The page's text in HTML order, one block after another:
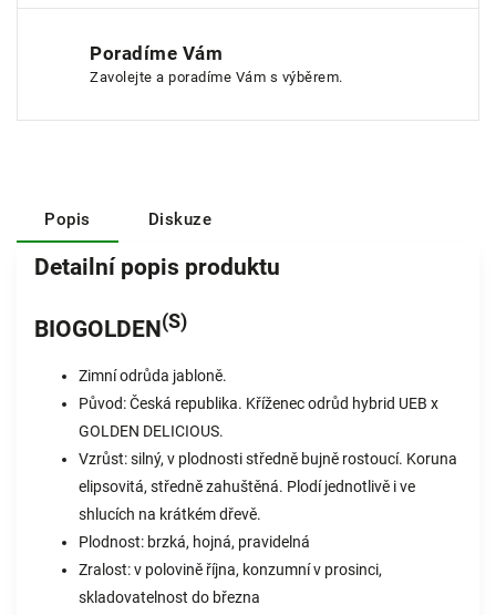
Poradíme Vám
Zavolejte a poradíme Vám s výběrem.
Popis Diskuze
Detailní popis produktu
BIOGOLDEN(S)
Zimní odrůda jabloně.
Původ: Česká republika. Kříženec odrůd hybrid UEB x
GOLDEN DELICIOUS.
Vzrůst: silný, v plodnosti středně bujně rostoucí. Koruna
elipsovitá, středně zahuštěná. Plodí jednotlivě i ve
shlucích na krátkém dřevě.
Plodnost: brzká, hojná, pravidelná
Zralost: v polovině října, konzumní v prosinci,
skladovatelnost do března